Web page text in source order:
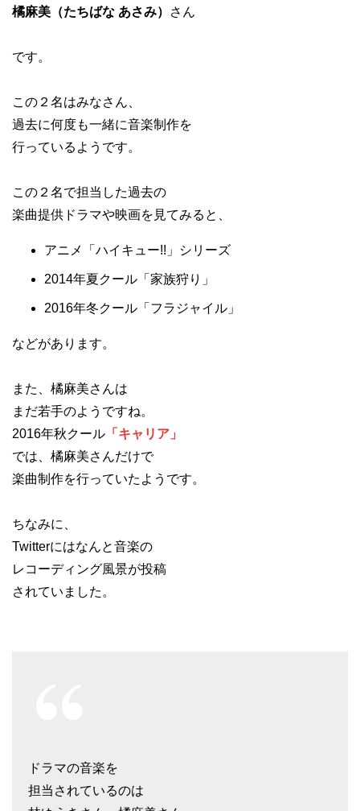
橘麻美（たちばな あさみ）
さん
です。
この２名はみなさん、
過去に何度も一緒に音楽制作を
行っているようです。
この２名で担当した過去の
楽曲提供ドラマや映画を見てみると、
アニメ「ハイキュー!!」シリーズ
2014年夏クール「家族狩り」
2016年冬クール「フラジャイル」
などがあります。
また、橘麻美さんは
まだ若手のようですね。
2016年秋クール 「キャリア」
では、橘麻美さんだけで
楽曲制作を行っていたようです。
ちなみに、
Twitterにはなんと音楽の
レコーディング風景が投稿
されていました。
ドラマの音楽を
担当されているのは